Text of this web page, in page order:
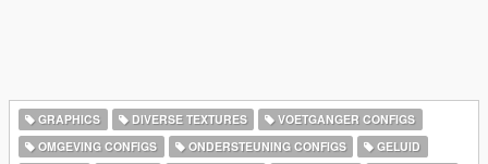
GRAPHICS DIVERSE TEXTURES
VOETGANGER CONFIGS
OMGEVING CONFIGS
ONDERSTEUNING CONFIGS
GELUID